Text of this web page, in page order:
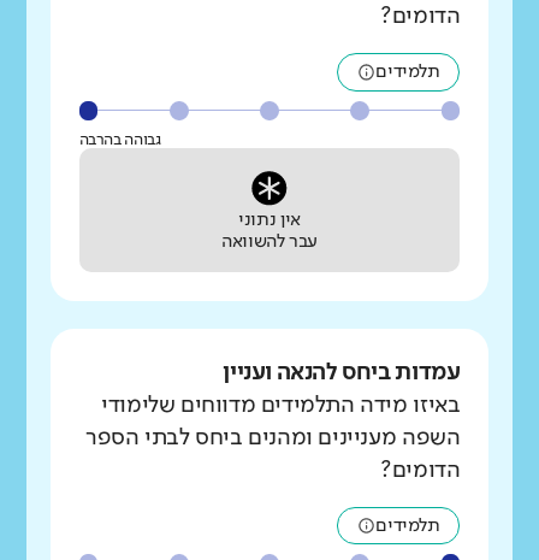
הדומים?
תלמידים
גבוהה בהרבה
אין נתוני
עבר להשוואה
עמדות ביחס להנאה ועניין
באיזו מידה התלמידים מדווחים שלימודי
השפה מעניינים ומהנים ביחס לבתי הספר
הדומים?
תלמידים